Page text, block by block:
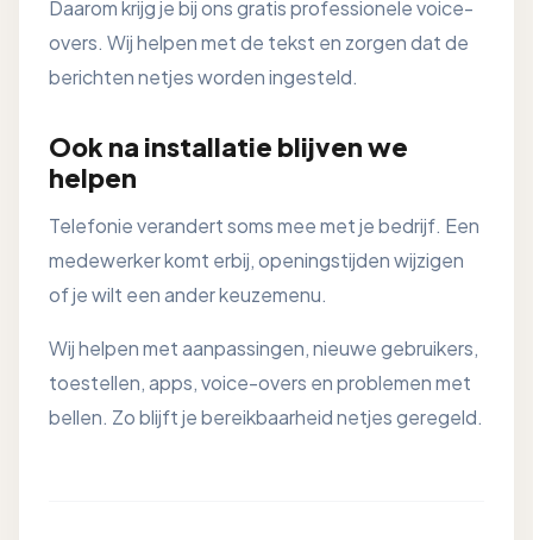
Daarom krijg je bij ons gratis professionele voice-
overs. Wij helpen met de tekst en zorgen dat de
berichten netjes worden ingesteld.
Ook na installatie blijven we
helpen
Telefonie verandert soms mee met je bedrijf. Een
medewerker komt erbij, openingstijden wijzigen
of je wilt een ander keuzemenu.
Wij helpen met aanpassingen, nieuwe gebruikers,
toestellen, apps, voice-overs en problemen met
bellen. Zo blijft je bereikbaarheid netjes geregeld.